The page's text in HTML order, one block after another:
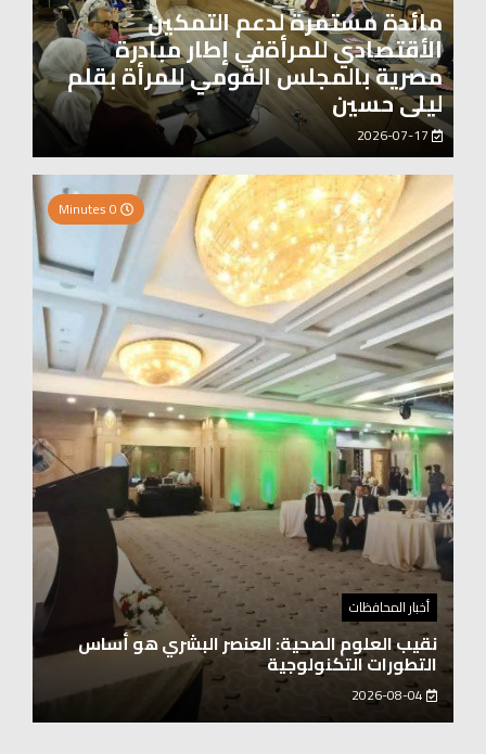
مائدة مستمرة لدعم التمكين
الأقتصادي للمرأةفي إطار مبادرة
مصرية بالمجلس القومي للمرأة بقلم
ليلى حسين
2026-07-17
أخبار المحافظات
نقيب العلوم الصحية: العنصر البشري هو أساس
التطورات التكنولوجية